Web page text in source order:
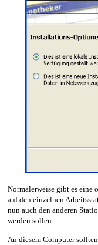
Normalerweise gibt es eine
auf den einzelnen
nun auch den anderen
werden sollen.
An diesem Computer